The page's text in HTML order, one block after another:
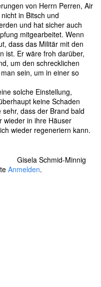
von Herrn Perren, Air
in Bitsch und
und hat sicher auch
mitgearbeitet. Wenn
dass das Militär mit den
ist. Er wäre froh darüber,
um den schrecklichen
sein, um in einer so
solche Einstellung,
keine Schaden
dass der Brand bald
wieder in ihre Häuser
wieder regeneriern kann.
Gisela Schmid-Minnig
Anmelden.